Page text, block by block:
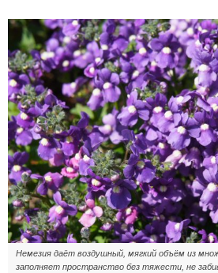
Немезия даёт воздушный, мягкий объём из
заполняет пространство без тяжести, не